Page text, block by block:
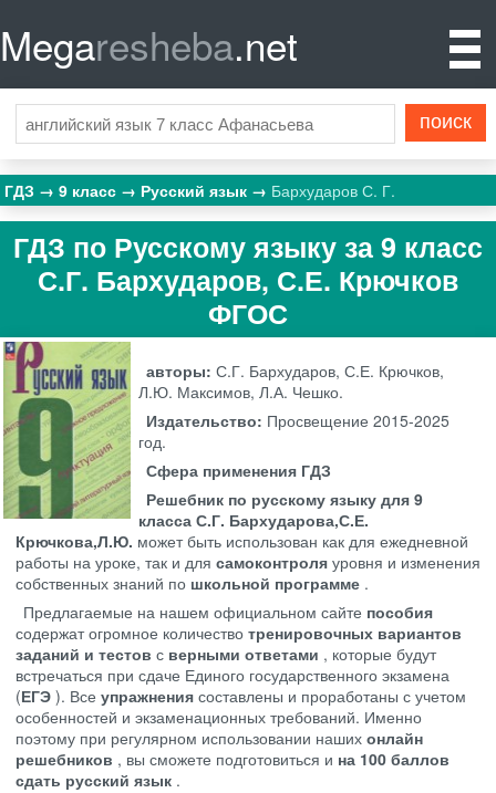
Megaresheba.net
ГДЗ 9 класс Русский язык Бархударов С. Г.
ГДЗ по Русскому языку за 9 класс
С.Г. Бархударов, С.Е. Крючков
ФГОС
авторы:С.Г. Бархударов, С.Е. Крючков,
Л.Ю. Максимов, Л.А. Чешко.
Издательство: Просвещение 2015-2025
год.
Сфера применения ГДЗ
Решебник по русскому языку для 9
класса С.Г. Бархударова,С.Е.
Крючкова,Л.Ю. может быть использован как для ежедневной
работы на уроке, так и для самоконтроля уровня и изменения
собственных знаний по школьной программе .
Предлагаемые на нашем официальном сайте пособия
содержат огромное количество тренировочных вариантов
заданий и тестов с верными ответами , которые будут
встречаться при сдаче Единого государственного экзамена
(ЕГЭ ). Все упражнения составлены и проработаны с учетом
особенностей и экзаменационных требований. Именно
поэтому при регулярном использовании наших онлайн
решебников , вы сможете подготовиться и на 100 баллов
сдать русский язык .